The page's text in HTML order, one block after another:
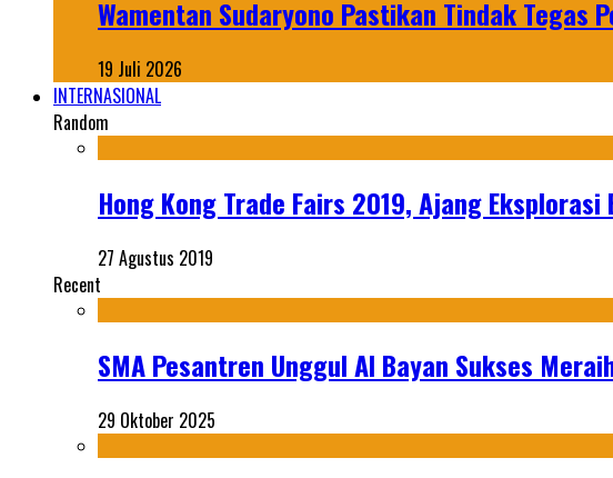
Wamentan Sudaryono Pastikan Tindak Tegas
19 Juli 2026
INTERNASIONAL
Random
Hong Kong Trade Fairs 2019, Ajang
27 Agustus 2019
Recent
SMA Pesantren Unggul Al Bayan Sukses
29 Oktober 2025